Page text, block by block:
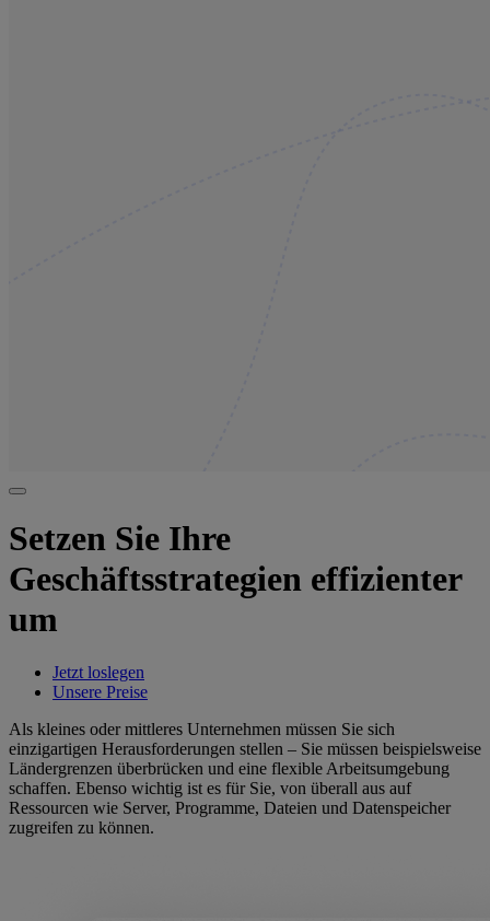
Setzen Sie Ihre
Geschäftsstrategien effizienter
um
Jetzt loslegen
Unsere Preise
Als kleines oder mittleres Unternehmen müssen Sie sich
einzigartigen Herausforderungen stellen – Sie müssen beispielsweise
Ländergrenzen überbrücken und eine flexible Arbeitsumgebung
schaffen. Ebenso wichtig ist es für Sie, von überall aus auf
Ressourcen wie Server, Programme, Dateien und Datenspeicher
zugreifen zu können.